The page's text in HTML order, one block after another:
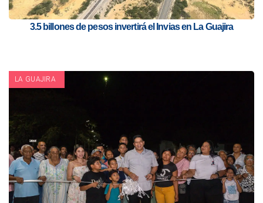
3.5 billones de pesos invertirá el Invias en La Guajira
LA GUAJIRA